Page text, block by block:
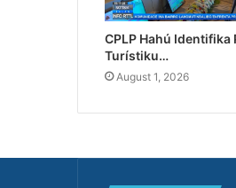
CPLP Hahú
Turístiku…
August 1, 2026